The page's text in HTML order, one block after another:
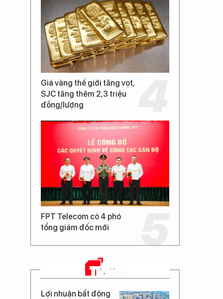
Giá vàng thế giới tăng vọt,
SJC tăng thêm 2,3 triệu
đồng/lượng
FPT Telecom có 4 phó
tổng giám đốc mới
TIN MỚI
Lợi nhuận bất động